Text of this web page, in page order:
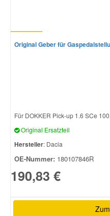
Original Geber für
Für DOKKER Pick-up 1.6 SCe
Original Ersatzteil
Hersteller: Dacia
OE-Nummer: 180107846R
190,83 €